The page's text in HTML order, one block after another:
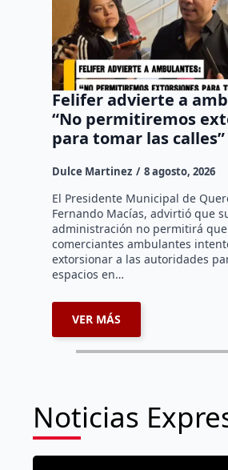
Felifer advierte a
“No permitiremos
para tomar las calles”
Dulce Martinez 8 agosto, 2026
El Presidente Municipal de
Fernando Macías, advirtió que
administración no permitirá
comerciantes ambulantes
extorsionar a las autoridades
espacios en…
VER MÁS
Noticias